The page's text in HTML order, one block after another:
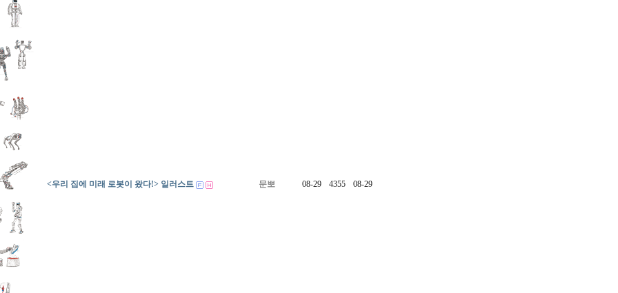
<우리 집에 미래 로봇이 왔다!> 일러스트 문뽀 08-29 4355 08-29